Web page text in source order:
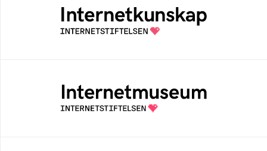
Samlad kunskap som hjälper dig att bli en
säker och medveten internetanvändare
Ett digitalt museum som byggts, och kureras
av Internetstiftelsen